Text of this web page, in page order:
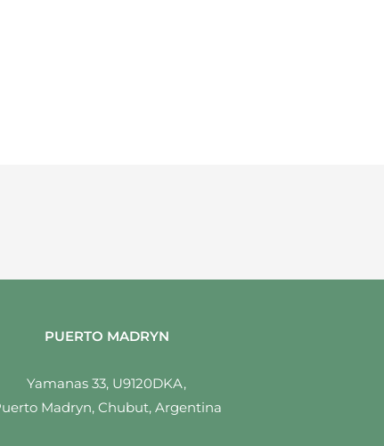
PUERTO MADRYN
Yamanas 33, U9120DKA,
Madryn, Chubut, Argentina